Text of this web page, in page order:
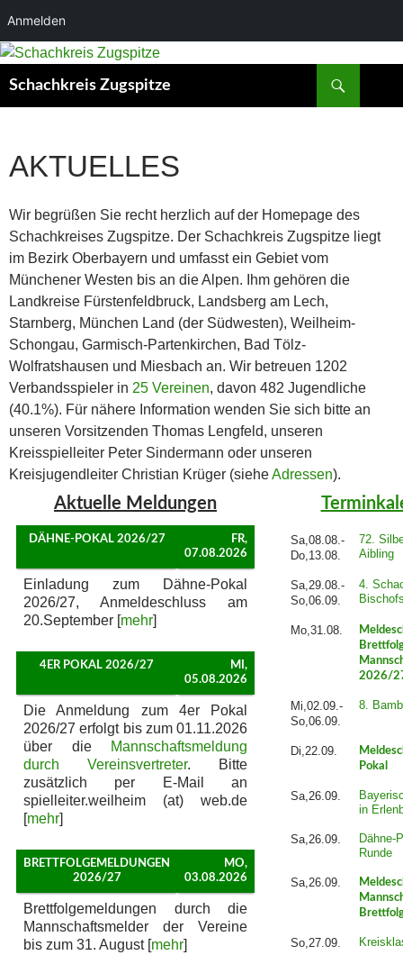
Anmelden
Zum
springen
Schachkreis Zugspitze
AKTUELLES
Wir begrüßen Sie recht herzlich auf der Homepage des
Schachkreises Zugspitze. Der Schachkreis Zugspitze liegt
im Bezirk Oberbayern und umfasst ein Gebiet vom
Münchener Westen bis an die Alpen. Ihm gehören die
Landkreise Fürstenfeldbruck, Landsberg am Lech,
Starnberg, München Land (der Südwesten), Weilheim-
Schongau, Garmisch-Partenkirchen, Bad Tölz-
Wolfratshausen und Miesbach an. Wir betreuen 1202
Verbandsspieler in 25 Vereinen, davon 482 Jugendliche
(40.1%). Für nähere Information wenden Sie sich bitte an
unseren Vorsitzenden Thomas Lengfeld, unseren
Kreisspielleiter Peter Sindermann oder unseren
Kreisjugendleiter Christian Krüger (sieheAdressen).
Aktuelle Meldungen
DÄHNE-POKAL 2026/27
FR,
07.08.2026
Einladung zum Dähne-Pokal
2026/27, Anmeldeschluss am
20.September [mehr]
4ER POKAL 2026/27
MI,
05.08.2026
Die Anmeldung zum 4er Pokal
2026/27 erfolgt bis zum 01.11.2026
über die
Mannschaftsmeldung
durch Vereinsvertreter. Bitte
zusätzlich per E-Mail an
spielleiter.weilheim (at) web.de
[mehr]
BRETTFOLGEMELDUNGEN
2026/27
MO,
03.08.2026
Brettfolgemeldungen durch die
Mannschaftsmelder der Vereine
bis zum 31. August [mehr]
Sa,08.08.-
Do,13.08.
72.
Aibling
Sa,29.08.-
So,06.09.
4.
Mo,31.08.
2026/
Mi,02.09.-
So,06.09.
8.
Di,22.09.
Pokal
Sa,26.09.
in
Sa,26.09.
Dähne-
Runde
Sa,26.09.
So,27.09.